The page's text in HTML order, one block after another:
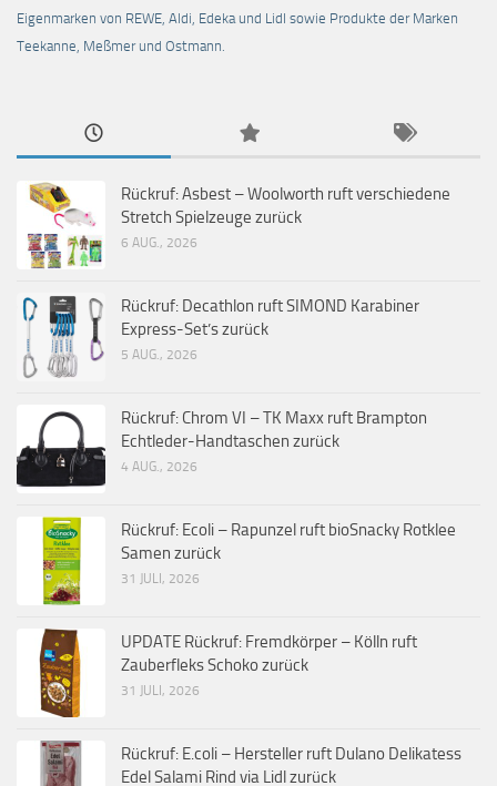
Eigenmarken von REWE, Aldi, Edeka und Lidl sowie Produkte der Marken
Teekanne, Meßmer und Ostmann.
Rückruf: Asbest – Woolworth ruft verschiedene
Stretch Spielzeuge zurück
6 AUG., 2026
Rückruf: Decathlon ruft SIMOND Karabiner
Express-Set’s zurück
5 AUG., 2026
Rückruf: Chrom VI – TK Maxx ruft Brampton
Echtleder-Handtaschen zurück
4 AUG., 2026
Rückruf: Ecoli – Rapunzel ruft bioSnacky Rotklee
Samen zurück
31 JULI, 2026
UPDATE Rückruf: Fremdkörper – Kölln ruft
Zauberfleks Schoko zurück
31 JULI, 2026
Rückruf: E.coli – Hersteller ruft Dulano Delikatess
Edel Salami Rind via Lidl zurück